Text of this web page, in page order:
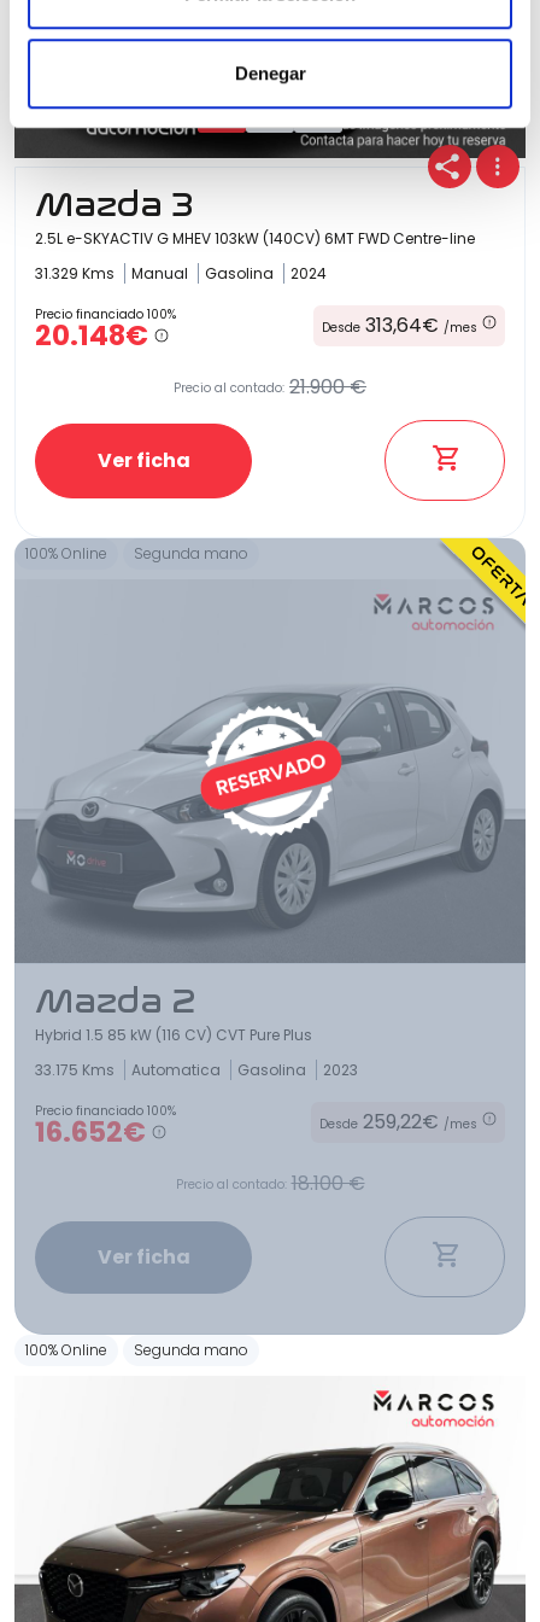
Denegar
Mazda 3
2.5L e-SKYACTIV G MHEV 103kW (140CV) 6MT FWD Centre-line
31.329 Kms
Manual Gasolina 2024
Precio financiado 100%
20.148€ Desde 313,64€ /mes
Precio al contado: 21.900 €
Ver ficha
100% Online Segunda mano
Mazda 2
Hybrid 1.5 85 kW (116 CV) CVT Pure Plus
33.175 Kms
Automatica Gasolina 2023
Precio financiado 100%
16.652€ Desde 259,22€ /mes
Precio al contado: 18.100 €
Ver ficha
100% Online Segunda mano